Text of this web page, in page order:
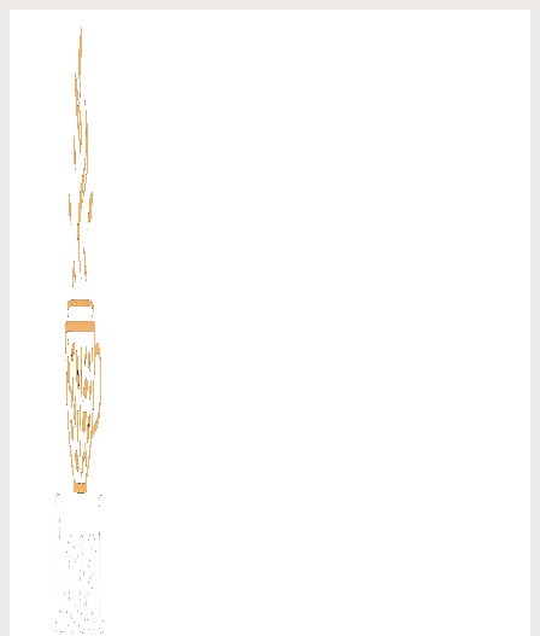
содержимому